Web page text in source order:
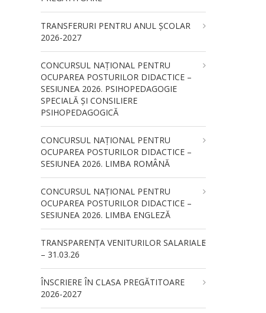
TRANSFERURI PENTRU ANUL ȘCOLAR
2026-2027
CONCURSUL NAŢIONAL PENTRU
OCUPAREA POSTURILOR DIDACTICE –
SESIUNEA 2026. PSIHOPEDAGOGIE
SPECIALĂ ȘI CONSILIERE
PSIHOPEDAGOGICĂ
CONCURSUL NAŢIONAL PENTRU
OCUPAREA POSTURILOR DIDACTICE –
SESIUNEA 2026. LIMBA ROMÂNĂ
CONCURSUL NAŢIONAL PENTRU
OCUPAREA POSTURILOR DIDACTICE –
SESIUNEA 2026. LIMBA ENGLEZĂ
TRANSPARENȚA VENITURILOR SALARIALE
– 31.03.26
ÎNSCRIERE ÎN CLASA PREGĂTITOARE
2026-2027